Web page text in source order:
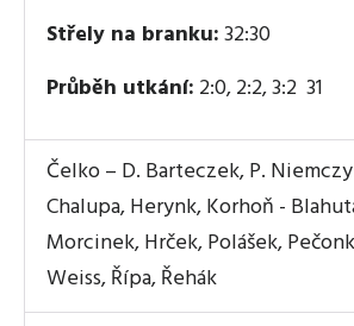
Střely na branku:32:30
Průběh utkání: 2:0, 2:2, 3:2 31
Čelko – D. Barteczek, P.
Chalupa, Herynk, Korhoň -
Morcinek, Hrček, Polášek,
Weiss, Řípa, Řehák